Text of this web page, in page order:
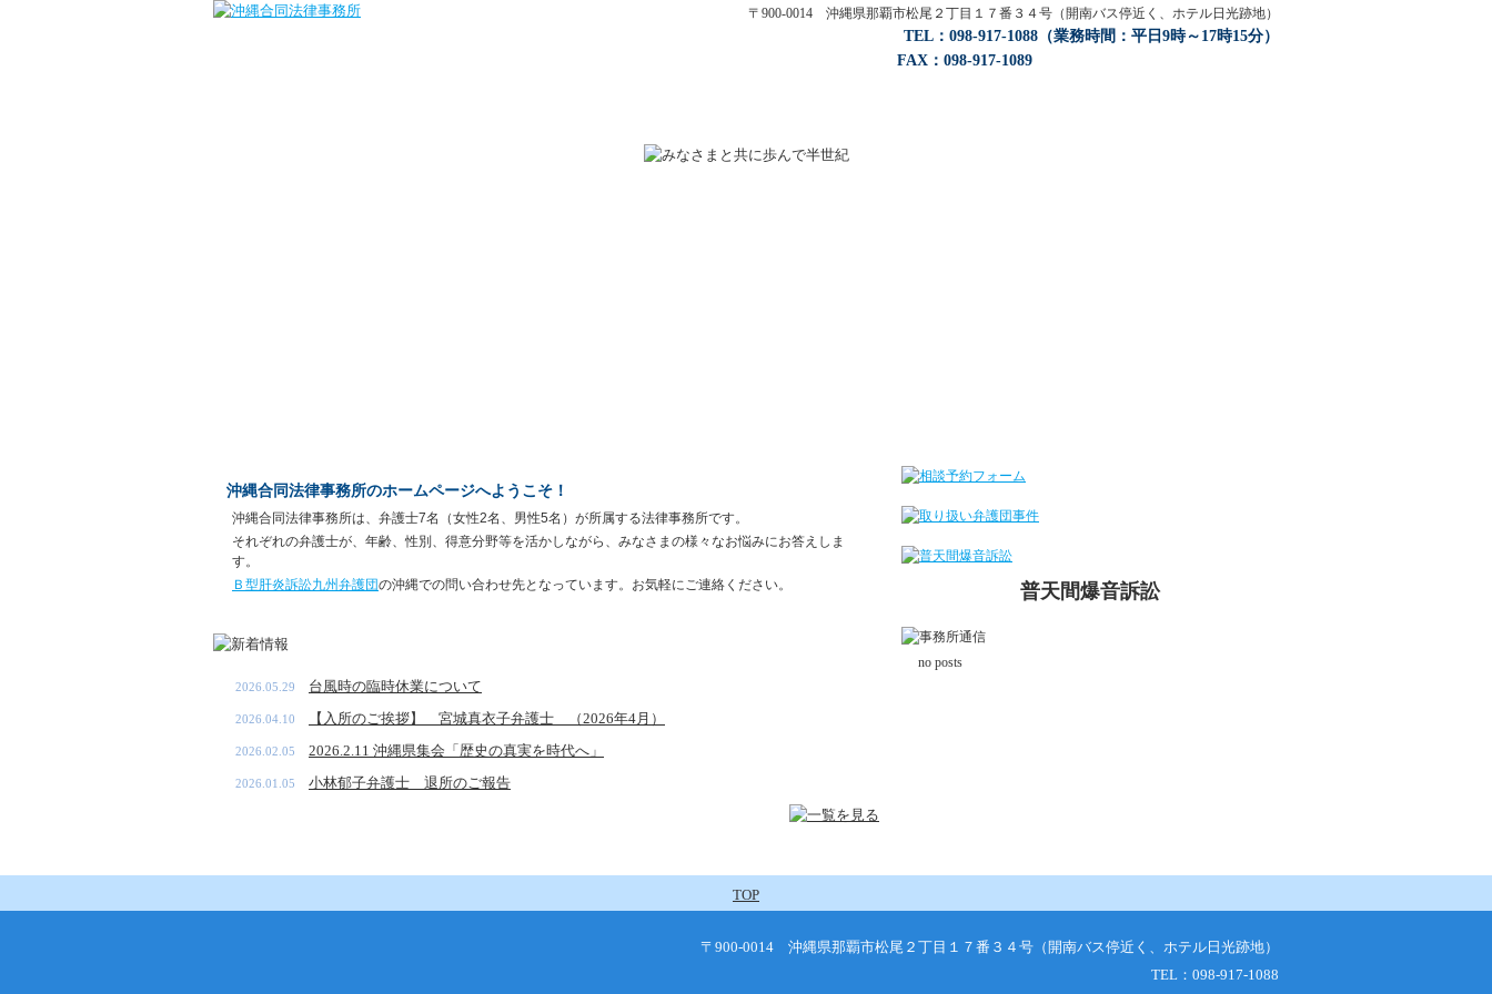
〒900-0014 沖縄県那覇市松尾２丁目１７番３４号（開南バス停近く、ホテル日光跡地）
TEL：098-917-1088（業務時間：平日9時～17時15分）
FAX：098-917-1089
沖縄合同法律事務所のホームページへようこそ！
沖縄合同法律事務所は、弁護士7名（女性2名、男性5名）が所属する法律事務所です。
それぞれの弁護士が、年齢、性別、得意分野等を活かしながら、みなさまの様々なお悩みにお答えしま
す。
Ｂ型肝炎訴訟九州弁護団の沖縄での問い合わせ先となっています。お気軽にご連絡ください。
2026.05.29 台風時の臨時休業について
2026.04.10 【入所のご挨拶】 宮城真衣子弁護士 （2026年4月）
2026.02.05 2026.2.11 沖縄県集会「歴史の真実を時代へ」
2026.01.05 小林郁子弁護士 退所のご報告
普天間爆音訴訟
no posts
TOP
〒900-0014 沖縄県那覇市松尾２丁目１７番３４号（開南バス停近く、ホテル日光跡地）
TEL：098-917-1088